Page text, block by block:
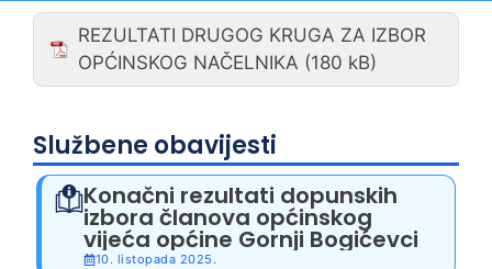
REZULTATI DRUGOG KRUGA ZA IZBOR
OPĆINSKOG NAČELNIKA
Službene obavijesti
Konačni rezultati dopunskih
izbora članova općinskog
vijeća općine Gornji Bogićevci
10. listopada 2025.